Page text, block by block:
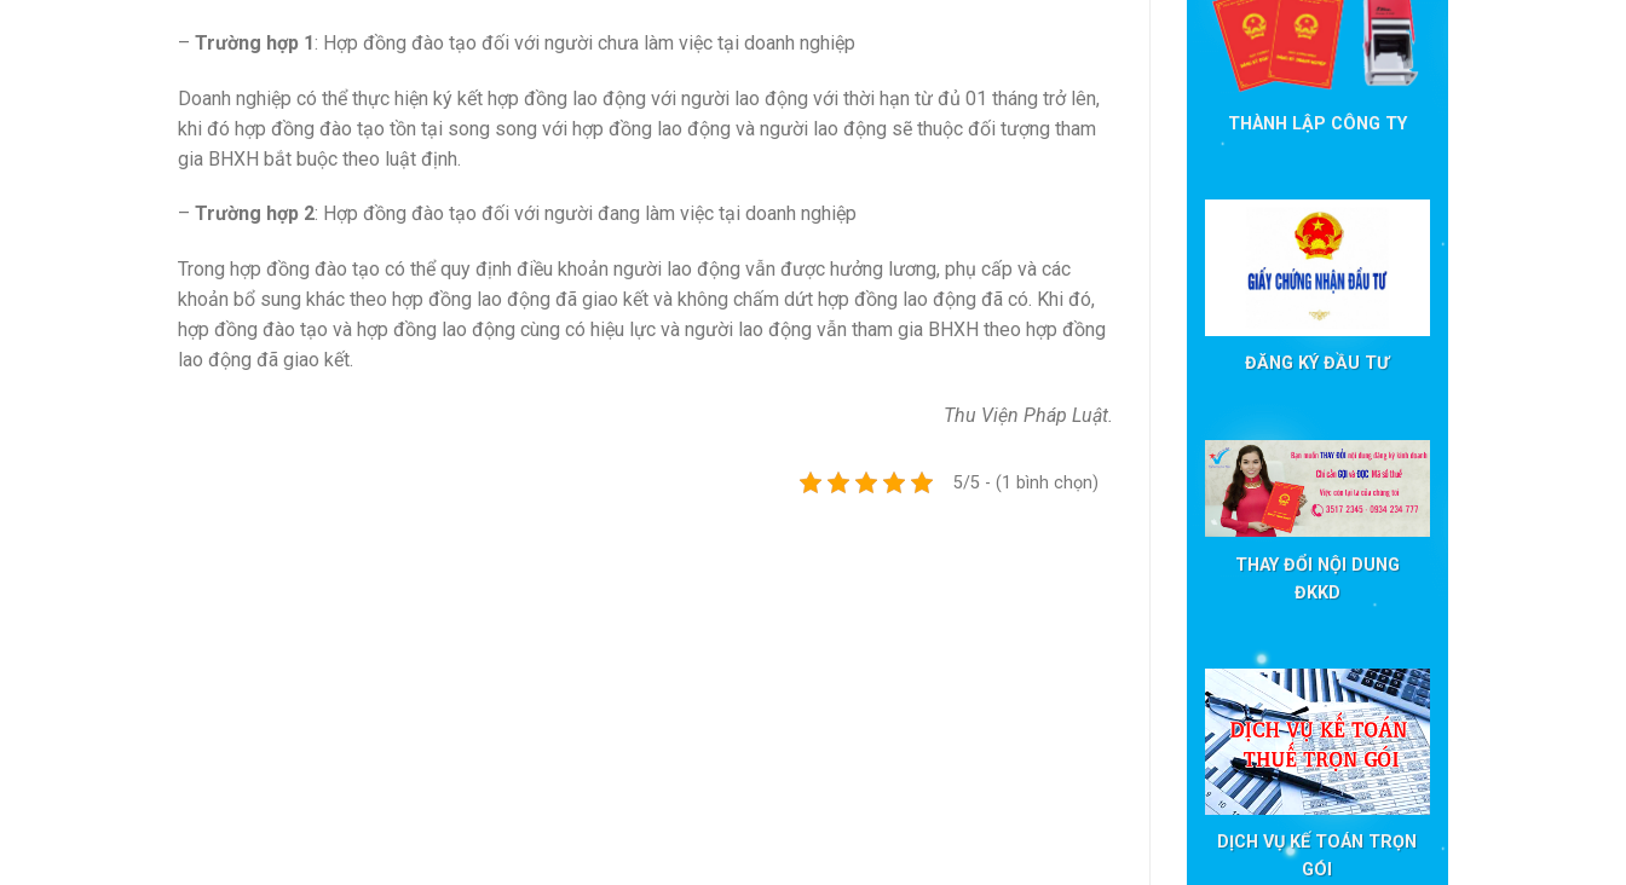
– Trường hợp 1: Hợp đồng đào tạo đối với người chưa làm việc tại doanh nghiệp
Doanh nghiệp có thể thực hiện ký kết hợp đồng lao động với người lao động với thời hạn từ đủ 01 tháng trở lên,
khi đó hợp đồng đào tạo tồn tại song song với hợp đồng lao động và người lao động sẽ thuộc đối tượng tham
gia BHXH bắt buộc theo luật định.
– Trường hợp 2: Hợp đồng đào tạo đối với người đang làm việc tại doanh nghiệp
Trong hợp đồng đào tạo có thể quy định điều khoản người lao động vẫn được hưởng lương, phụ cấp và các
khoản bổ sung khác theo hợp đồng lao động đã giao kết và không chấm dứt hợp đồng lao động đã có. Khi đó,
hợp đồng đào tạo và hợp đồng lao động cùng có hiệu lực và người lao động vẫn tham gia BHXH theo hợp đồng
lao động đã giao kết.
Thu Viện Pháp Luật.
5/5 - (1 bình chọn)
THÀNH LẬP CÔNG TY
ĐĂNG KÝ ĐẦU TƯ
THAY ĐỔI NỘI DUNG
ĐKKD
DỊCH VỤ KẾ TOÁN TRỌN
GÓI